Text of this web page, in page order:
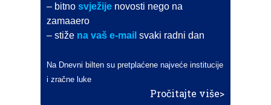
– bitnosvježije novosti nego na
zamaaero
– stiže na vaš e-mail svaki radni dan
Na Dnevni bilten su pretplaćene najveće institucije
i zračne luke
Pročitajte više>